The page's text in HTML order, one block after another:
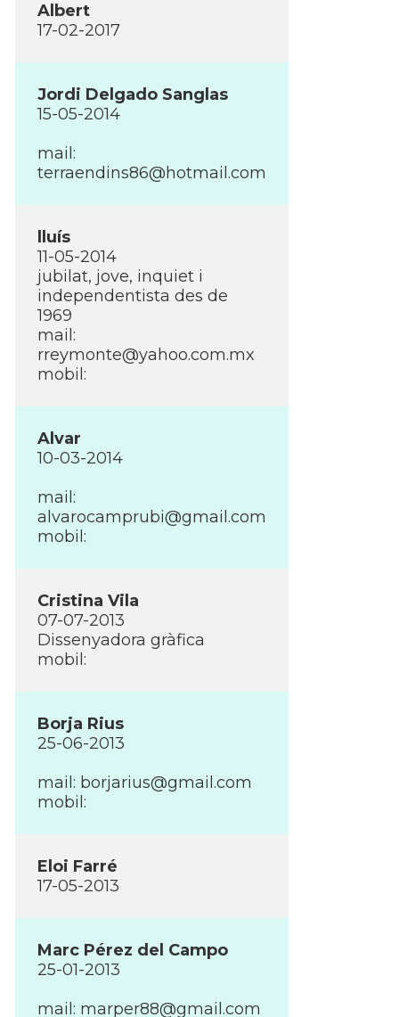
Albert
17-02-2017
Jordi Delgado Sanglas
15-05-2014
mail:
terraendins86@hotmail.com
lluí­s
11-05-2014
jubilat, jove, inquiet i
independentista des de
1969
mail:
rreymonte@yahoo.com.mx
mobil:
Alvar
10-03-2014
mail:
alvarocamprubi@gmail.com
mobil:
Cristina Vila
07-07-2013
Dissenyadora gràfica
mobil:
Borja Rius
25-06-2013
mail: borjarius@gmail.com
mobil:
Eloi Farré
17-05-2013
Marc Pérez del Campo
25-01-2013
mail: marper88@gmail.com